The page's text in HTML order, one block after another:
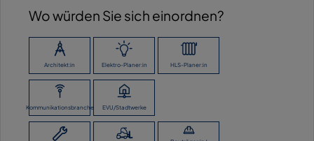
Wo würden Sie sich einordnen?
Architekt:in Elektro-Planer:in HLS-Planer:in
Kommunikationsbranche EVU/Stadtwerke
ZURÜCK ZUR ÜBERSICHT